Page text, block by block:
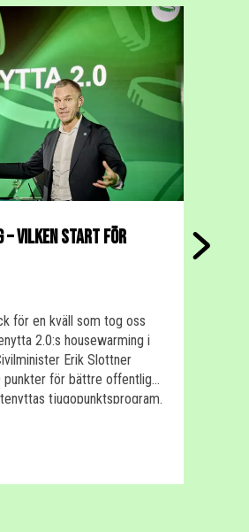
– VILKEN START FÖR
för en kväll som tog oss
2.0:s housewarming i
Erik Slottner
punkter för bättre offentlig
tjugopunktsprogram.
Bocander (M) om […]